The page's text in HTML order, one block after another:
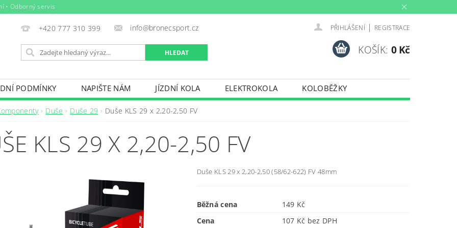
• Odborný servis
+420 777 310 399 info@bronecsport.cz PŘIHLÁŠENÍ | REGISTRACE
KOŠÍK: 0 Kč
PODMÍNKY NAPIŠTE NÁM JÍZDNÍ KOLA ELEKTROKOLA
KOLOBĚŽKY
DOPLŇKY TRETRY OBLEČENÍ BIO POTRAVINY
BAZÉNY VÝPRODEJ PŮJČOVNÍ ŘÁD
Duše Duše 29 Duše KLS 29 x 2,20-2,50 FV
KLS 29 X 2,20-2,50 FV
Duše KLS 29 x 2,20-2,50 (58/62-622) FV 48mm
Běžná cena
149 Kč
Cena
107 Kč bez DPH